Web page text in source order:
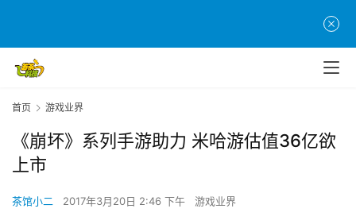
首页 游戏业界
《崩坏》系列手游助力 米哈游估值36亿欲
上市
茶馆小二 2017年3月20日 2:46 下午 游戏业界